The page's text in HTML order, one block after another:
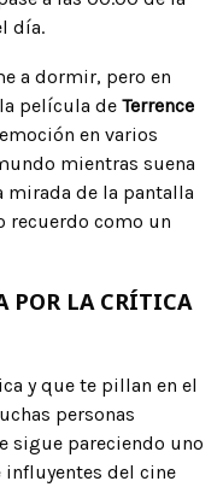
día.
a dormir, pero en
película de Terrence
en varios
mientras suena
mirada de la pantalla
recuerdo como un
POR LA CRÍTICA
y que te pillan en el
personas
sigue pareciendo uno
del cine